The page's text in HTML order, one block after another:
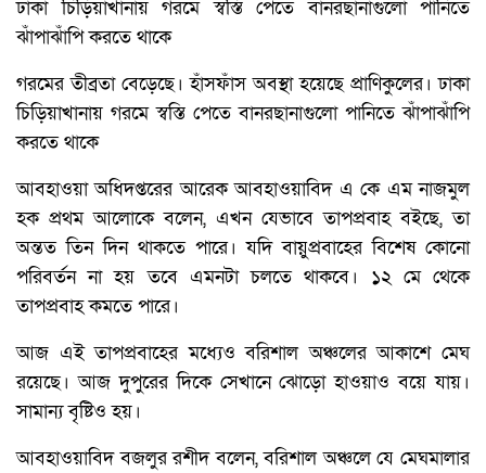
গরমের তীব্রতা বেড়েছে। হাঁসফাঁস অবস্থা হয়েছে প্রাণিকুলের। ঢাকা
চিড়িয়াখানায় গরমে স্বস্তি পেতে বানরছানাগুলো পানিতে ঝাঁপাঝাঁপি
করতে থাকে
আবহাওয়া অধিদপ্তরের আরেক আবহাওয়াবিদ এ কে এম নাজমুল
হক প্রথম আলোকে বলেন, এখন যেভাবে তাপপ্রবাহ বইছে, তা
অন্তত তিন দিন থাকতে পারে। যদি বায়ুপ্রবাহের বিশেষ কোনো
পরিবর্তন না হয় তবে এমনটা চলতে থাকবে। ১২ মে থেকে
তাপপ্রবাহ কমতে পারে।
আজ এই তাপপ্রবাহের মধ্যেও বরিশাল অঞ্চলের আকাশে মেঘ
রয়েছে। আজ দুপুরের দিকে সেখানে ঝোড়ো হাওয়াও বয়ে যায়।
সামান্য বৃষ্টিও হয়।
আবহাওয়াবিদ বজলুর রশীদ বলেন, বরিশাল অঞ্চলে যে মেঘমালার